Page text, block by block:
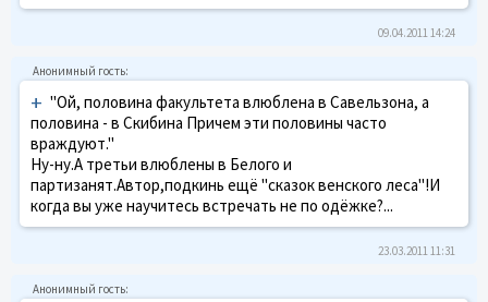
09.04.2011 14:24
+ "Ой, половина факультета влюблена в Савельзона, а
половина - в Скибина Причем эти половины часто
враждуют."
Ну-ну.А третьи влюблены в Белого и
партизанят.Автор,подкинь ещё "сказок венского леса"!И
когда вы уже научитесь встречать не по одёжке?...
23.03.2011 11:31